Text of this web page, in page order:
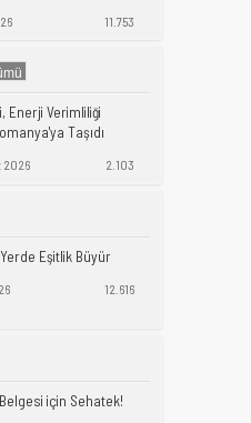
11.753
Enerji Verimliliği
Taşıdı
2026 2.103
Yerde Eşitlik Büyür
12.616
için Sehatek!